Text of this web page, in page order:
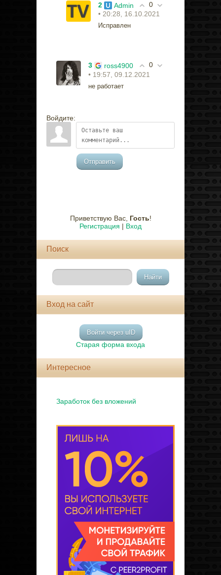
0
2
Admin
• 20:28, 16.10.2021
Исправлен
0
3
ross4900
• 19:57, 09.12.2021
не работает
Войдите:
Отправить
Приветствую Вас, Гость!
Регистрация | Вход
Поиск
Вход на сайт
Войти через uID
Старая форма входа
Интересное
Заработок без вложений